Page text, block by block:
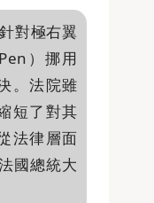
對極右翼
）挪用
。法院雖
短了對其
法律層面
國總統大